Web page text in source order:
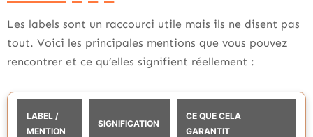
Les labels sont un raccourci utile mais ils ne disent pas
tout. Voici les principales mentions que vous pouvez
rencontrer et ce qu’elles signifient réellement :
LABEL /
MENTION
SIGNIFICATION
CE QUE CELA
GARANTIT